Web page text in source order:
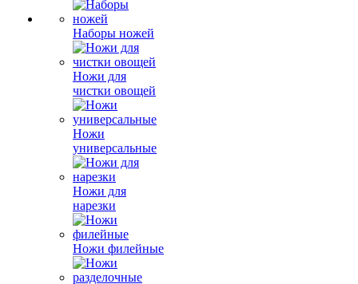
Наборы ножей
Ножи для
чистки овощей
Ножи
универсальные
Ножи для
нарезки
Ножи филейные